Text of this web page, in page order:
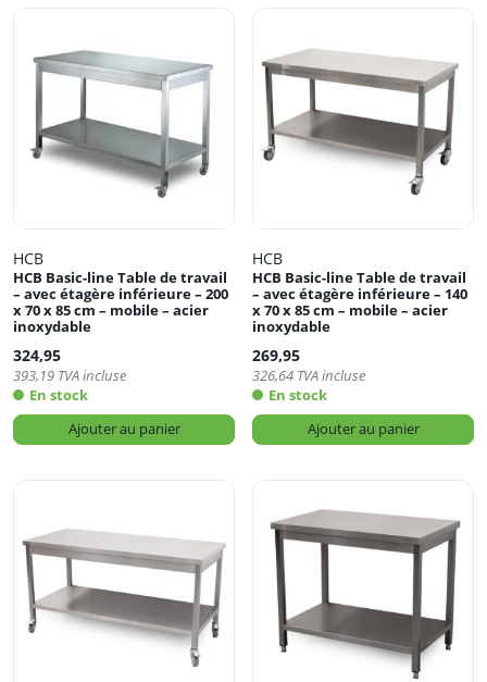
HCB
HCB Basic-line Table de travail
– avec étagère inférieure – 200
x 70 x 85 cm – mobile – acier
inoxydable
324,95
393,19 TVA incluse
En stock
Ajouter au panier
HCB
HCB Basic-line Table de travail
– avec étagère inférieure – 140
x 70 x 85 cm – mobile – acier
inoxydable
269,95
326,64 TVA incluse
En stock
Ajouter au panier